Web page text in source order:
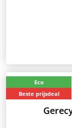
Eco
Beste prijsdeal